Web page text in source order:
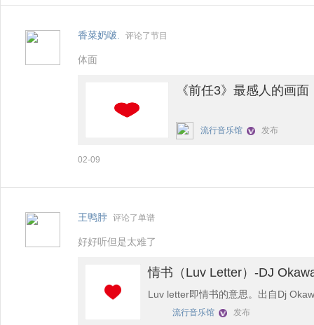
香菜奶啵. 评论了节目
体面
《前任3》最感人的画
流行音乐馆 发布
02-09
王鸭脖 评论了单谱
好好听但是太难了
情书（Luv Letter）-DJ
Luv letter即情书的意思。出自Dj
的结合，开始很缓和，接着节奏开始
流行音乐馆 发布